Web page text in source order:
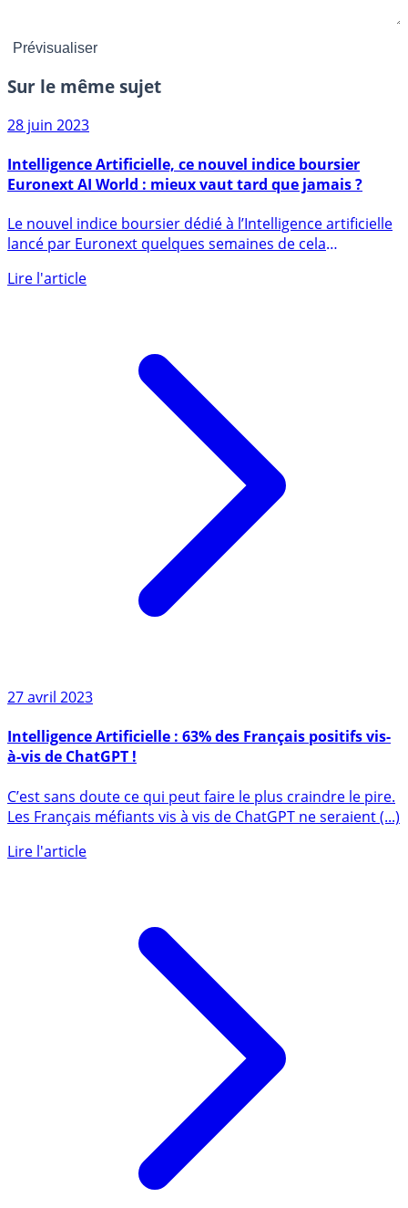
Sur le même sujet
28 juin 2023
Euronext AI World : mieux vaut tard que jamais ?
lancé par Euronext quelques semaines de cela
27 avril 2023
à-vis de ChatGPT !
Les Français méfiants vis à vis de ChatGPT ne seraient (...)